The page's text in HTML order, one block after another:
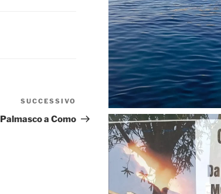
Articolo
successivo
SUCCESSIVO
Palmasco a Como